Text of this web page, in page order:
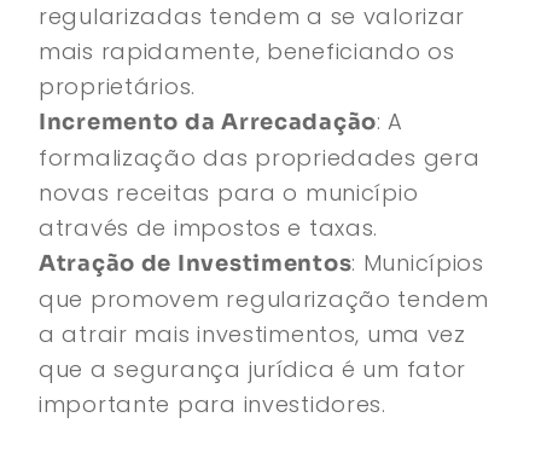
regularizadas tendem a se valorizar
mais rapidamente, beneficiando os
proprietários.
Incremento da Arrecadação: A
formalização das propriedades gera
novas receitas para o município
através de impostos e taxas.
Atração de Investimentos: Municípios
que promovem regularização tendem
a atrair mais investimentos, uma vez
que a segurança jurídica é um fator
importante para investidores.